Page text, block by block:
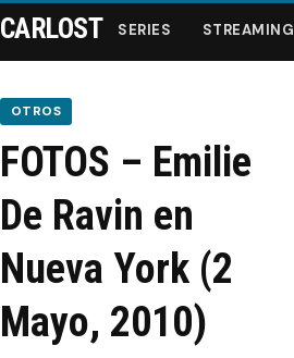
Series
Streaming
Recomendaciones
Videos
CARLOST SERIES STREAMING
OTROS
FOTOS – Emilie
De Ravin en
Nueva York (2
Mayo, 2010)